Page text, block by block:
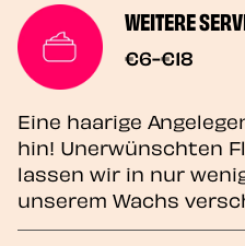
WEITERE
€6-€18
Eine haarige
hin! Unerwünschten
lassen wir in nur
unserem Wachs